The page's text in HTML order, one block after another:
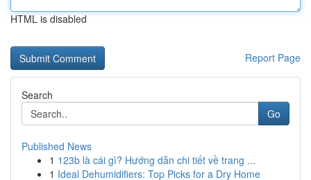
HTML is disabled
Report Page
Search
Go
Published News
1 123b là cái gì? Hướng dẫn chi tiết về trang ...
1 Ideal Dehumidifiers: Top Picks for a Dry Home